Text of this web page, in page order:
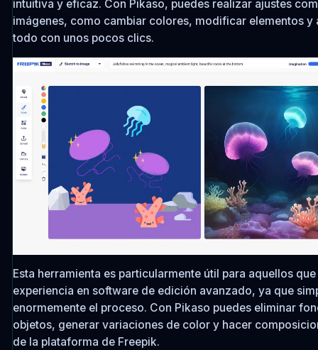
intuitiva y eficaz. Con Pikaso, puedes realizar ajustes
imágenes, como cambiar colores, modificar elementos y
todo con unos pocos clics.
Esta herramienta es particularmente útil para aquellos
experiencia en software de edición avanzado, ya que
enormemente el proceso. Con Pikaso puedes eliminar
objetos, generar variaciones de color y hacer
de la plataforma de Freepik.